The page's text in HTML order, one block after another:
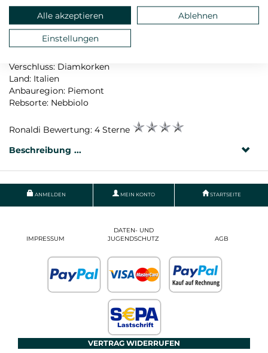
Rotwein, trocken
Alkoholgehalt: 14,0 %vol.
Gesamtsäure: 5,30 g/l
Restzucker: 1,00 g/l
Verschluss: Diamkorken
Land: Italien
Anbauregion: Piemont
Rebsorte: Nebbiolo
Ronaldi Bewertung: 4 Sterne
Beschreibung
ANMELDEN MEIN KONTO STARTSEITE
IMPRESSUM
DATEN- UND
JUGENDSCHUTZ
AGB
VERTRAG WIDERRUFEN
Alle akzeptieren Ablehnen
Einstellungen